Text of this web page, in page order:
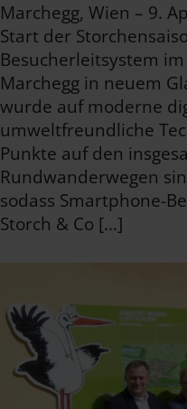
Marchegg, Wien – 9.
Start der
Besucherleitsystem
Marchegg in neuem
wurde auf moderne
umweltfreundliche
Punkte auf den
Rundwanderwegen
sodass Smartphone-
Storch & Co […]